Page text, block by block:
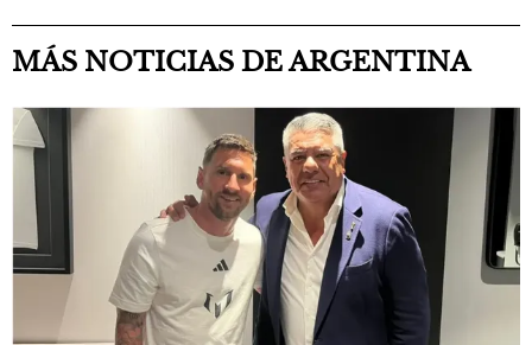
MÁS NOTICIAS DE ARGENTINA